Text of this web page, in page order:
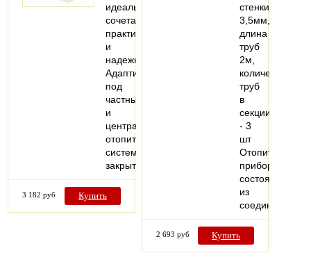
идеальное
сочетание
практичности
и
надежности.
Адаптирован
под
частные
и
централизованные
отопительные
системы
закрытого…
3 182 руб Купить
стенки
3,5мм,
длина
труб
2м,
количество
труб
в
секции
- 3
шт
Отопительный
прибор,
состоящий
из
соединенных…
2 693 руб Купить